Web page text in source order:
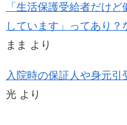
「生活保護受給者だけ
しています」ってあり？
まま より
入院時の保証人や身元引
光 より